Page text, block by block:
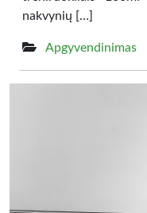
nakvynių […]
Apgyvendinimas